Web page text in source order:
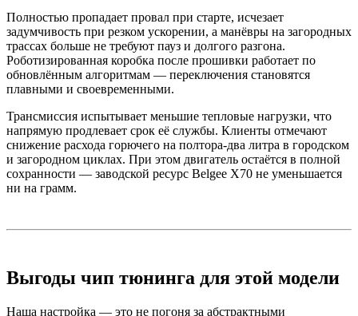
Полностью пропадает провал при старте, исчезает
задумчивость при резком ускорении, а манёвры на загородных
трассах больше не требуют пауз и долгого разгона.
Роботизированная коробка после прошивки работает по
обновлённым алгоритмам — переключения становятся
плавными и своевременными.
Трансмиссия испытывает меньшие тепловые нагрузки, что
напрямую продлевает срок её службы. Клиенты отмечают
снижение расхода горючего на полтора-два литра в городском
и загородном циклах. При этом двигатель остаётся в полной
сохранности — заводской ресурс Belgee X70 не уменьшается
ни на грамм.
Выгоды чип тюнинга для этой модели
Наша настройка — это не погоня за абстрактными